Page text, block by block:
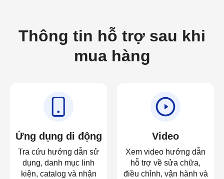
Thông tin hỗ trợ sau khi
mua hàng
Ứng dụng di động
Tra cứu hướng dẫn sử
dụng, danh mục linh
kiện, catalog và nhận
Video
Xem video hướng dẫn
hỗ trợ về sửa chữa,
điều chỉnh, vận hành và